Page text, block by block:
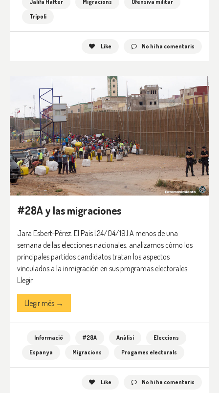
Jalifa Hafter
Migracions
Ofensiva militar
Trípoli
Like No hi ha comentaris
#28A y las migraciones
Jara Esbert-Pérez. El País [24/04/19] A menos de una
semana de las elecciones nacionales, analizamos cómo los
principales partidos candidatos tratan los aspectos
vinculados a la inmigración en sus programas electorales.
Llegir
Llegir més →
Informació #28A Anàlisi
Eleccions
Espanya
Migracions Progames electorals
Like No hi ha comentaris